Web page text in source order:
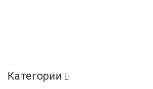
Категории